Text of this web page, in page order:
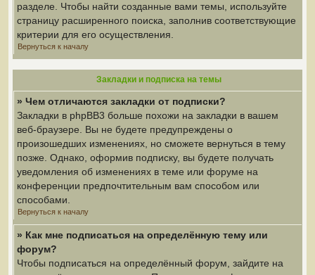
разделе. Чтобы найти созданные вами темы, используйте
страницу расширенного поиска, заполнив соответствующие
критерии для его осуществления.
Вернуться к началу
Закладки и подписка на темы
» Чем отличаются закладки от подписки?
Закладки в phpBB3 больше похожи на закладки в вашем
веб-браузере. Вы не будете предупреждены о
произошедших изменениях, но сможете вернуться в тему
позже. Однако, оформив подписку, вы будете получать
уведомления об изменениях в теме или форуме на
конференции предпочтительным вам способом или
способами.
Вернуться к началу
» Как мне подписаться на определённую тему или
форум?
Чтобы подписаться на определённый форум, зайдите на